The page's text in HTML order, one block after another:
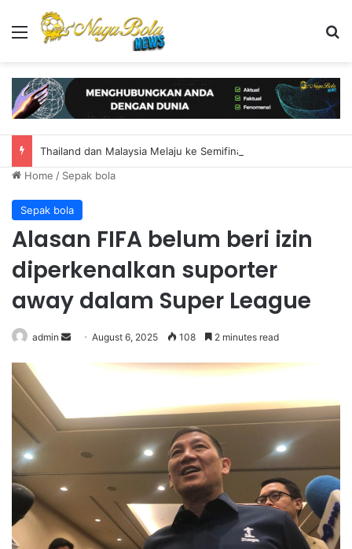
Menu
Thailand dan Malaysia Melaju ke Semifinal Piala AFF 2026
Home / Sepak bola
Sepak bola
Alasan FIFA belum beri izin
diperkenalkan suporter
away dalam Super League
admin
n
l
August 6, 2025 108 2 minutes read